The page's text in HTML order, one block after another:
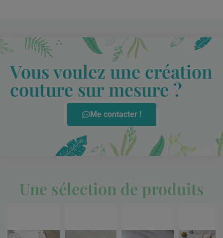
Vous voulez une création
couture sur mesure ?
Me contacter !
Une sélection de produits